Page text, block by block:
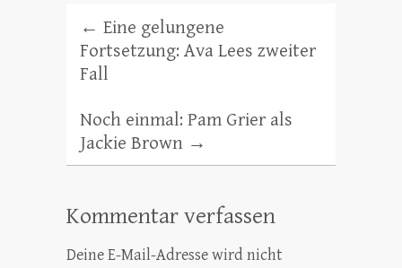
← Eine gelungene
Fortsetzung: Ava Lees zweiter
Fall
Noch einmal: Pam Grier als
Jackie Brown →
Kommentar verfassen
Deine E-Mail-Adresse wird nicht